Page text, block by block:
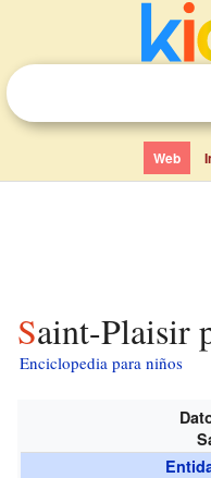
Web
Saint-Plaisir
Enciclopedia para niños